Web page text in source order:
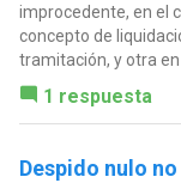
improcedente, en el
concepto de
tramitación, y otra en
1 respuesta
Despido nulo